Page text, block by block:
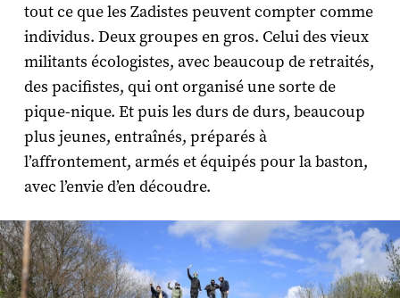
tout ce que les Zadistes peuvent compter comme
individus. Deux groupes en gros. Celui des vieux
militants écologistes, avec beaucoup de retraités,
des pacifistes, qui ont organisé une sorte de
pique-nique. Et puis les durs de durs, beaucoup
plus jeunes, entraînés, préparés à
l’affrontement, armés et équipés pour la baston,
avec l’envie d’en découdre.